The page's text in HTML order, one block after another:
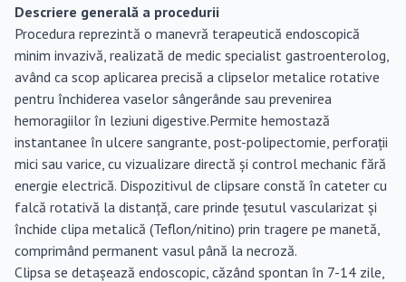
Descriere generală a procedurii
Procedura reprezintă o manevră terapeutică endoscopică
minim invazivă, realizată de medic specialist gastroenterolog,
având ca scop aplicarea precisă a clipselor metalice rotative
pentru închiderea vaselor sângerânde sau prevenirea
hemoragiilor în leziuni digestive.Permite hemostază
instantanee în ulcere sangrante, post-polipectomie, perforații
mici sau varice, cu vizualizare directă și control mechanic fără
energie electrică. Dispozitivul de clipsare constă în cateter cu
falcă rotativă la distanță, care prinde țesutul vascularizat și
închide clipa metalică (Teflon/nitino) prin tragere pe manetă,
comprimând permanent vasul până la necroză.
Clipsa se detașează endoscopic, căzând spontan în 7-14 zile,